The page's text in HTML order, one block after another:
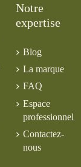
Notre
expertise
Blog
La marque
FAQ
Espace
professionnel
Contactez-
nous